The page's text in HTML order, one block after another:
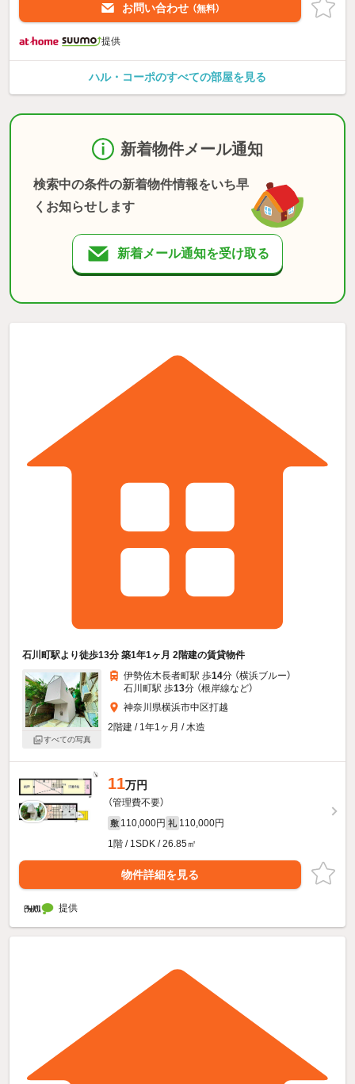
お問い合わせ （無料）
提供
ハル・コーポのすべての部屋を見る
新着物件メール通知
検索中の条件の新着物件情報をいち早
くお知らせします
新着メール通知を受け取る
石川町駅より徒歩13分 築1年1ヶ月 2階建の賃貸物件
すべての写真
伊勢佐木長者町駅 歩14分 （横浜ブルー）
石川町駅 歩13分 （根岸線など）
神奈川県横浜市中区打越
2階建 / 1年1ヶ月 / 木造
11万円
（管理費不要）
敷 110,000円 礼 110,000円
1階 / 1SDK / 26.85㎡
物件詳細を見る
提供